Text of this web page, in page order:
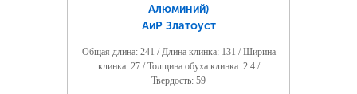
Алюминий)
АиР Златоуст
Общая длина: 241 / Длина клинка: 131 / Ширина
клинка: 27 / Толщина обуха клинка: 2.4 /
Твердость: 59